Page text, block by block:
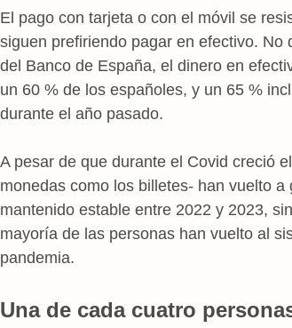
El pago con tarjeta o con el móvil se
siguen prefiriendo pagar en efectivo.
del Banco de España, el dinero en
un 60 % de los españoles, y un 65 %
durante el año pasado.
A pesar de que durante el Covid creció
monedas como los billetes- han vuelto
mantenido estable entre 2022 y 2023,
mayoría de las personas han vuelto al
pandemia.
Una de cada cuatro